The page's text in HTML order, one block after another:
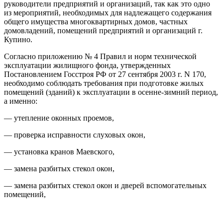
руководители предприятий и организаций, так как это одно
из мероприятий, необходимых для надлежащего содержания
общего имущества многоквартирных домов, частных
домовладений, помещений предприятий и организаций г.
Купино.
Согласно приложению № 4 Правил и норм технической
эксплуатации жилищного фонда, утвержденных
Постановлением Госстроя РФ от 27 сентября 2003 г. N 170,
необходимо соблюдать требования при подготовке жилых
помещений (зданий) к эксплуатации в осенне-зимний период,
а именно:
— утепление оконных проемов,
— проверка исправности слуховых окон,
— установка кранов Маевского,
— замена разбитых стекол окон,
— замена разбитых стекол окон и дверей вспомогательных
помещений,